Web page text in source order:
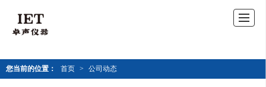
您当前的位置： 首页 > 公司动态